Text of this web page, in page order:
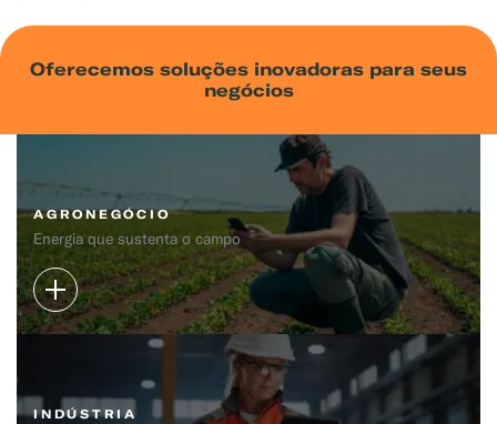
Oferecemos soluções inovadoras para seus
negócios
AGRONEGÓCIO
Energia que sustenta o campo
INDÚSTRIA